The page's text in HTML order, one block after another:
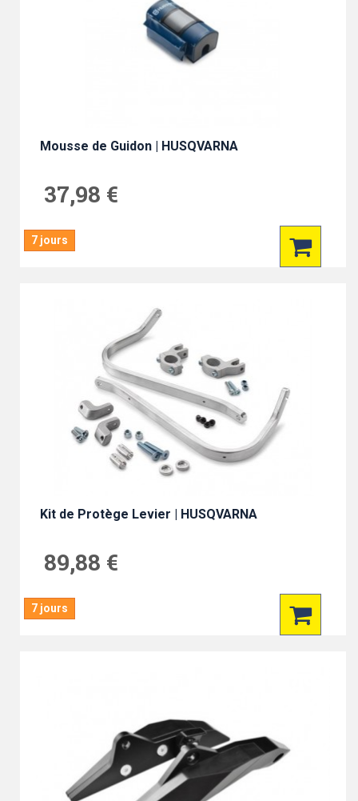
Mousse de Guidon | HUSQVARNA
37,98 €
7 jours
Kit de Protège Levier | HUSQVARNA
89,88 €
7 jours